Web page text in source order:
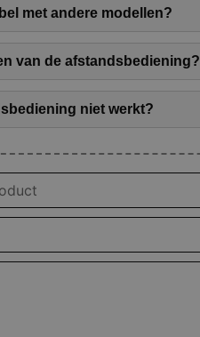
met andere modellen?
van de afstandsbediening?
niet werkt?